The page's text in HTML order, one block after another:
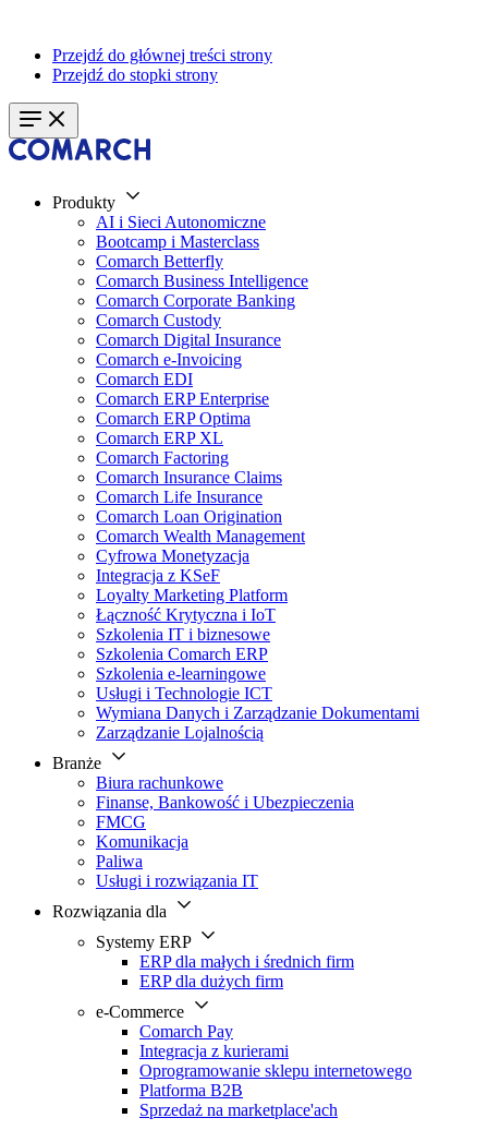
Przejdź do głównej treści strony
Przejdź do stopki strony
Produkty
AI i Sieci Autonomiczne
Bootcamp i Masterclass
Comarch Betterfly
Comarch Business Intelligence
Comarch Corporate Banking
Comarch Custody
Comarch Digital Insurance
Comarch e-Invoicing
Comarch EDI
Comarch ERP Enterprise
Comarch ERP Optima
Comarch ERP XL
Comarch Factoring
Comarch Insurance Claims
Comarch Life Insurance
Comarch Loan Origination
Comarch Wealth Management
Cyfrowa Monetyzacja
Integracja z KSeF
Loyalty Marketing Platform
Łączność Krytyczna i IoT
Szkolenia IT i biznesowe
Szkolenia Comarch ERP
Szkolenia e-learningowe
Usługi i Technologie ICT
Wymiana Danych i Zarządzanie Dokumentami
Zarządzanie Lojalnością
Branże
Biura rachunkowe
Finanse, Bankowość i Ubezpieczenia
FMCG
Komunikacja
Paliwa
Usługi i rozwiązania IT
Rozwiązania dla
Systemy ERP
ERP dla małych i średnich firm
ERP dla dużych firm
e-Commerce
Comarch Pay
Integracja z kurierami
Oprogramowanie sklepu internetowego
Platforma B2B
Sprzedaż na marketplace'ach